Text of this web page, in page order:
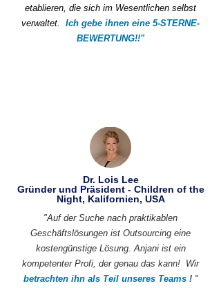
etablieren, die sich im Wesentlichen selbst
verwaltet.
Ich gebe ihnen eine 5-STERNE-
BEWERTUNG!!"
Dr. Lois Lee
Gründer und Präsident - Children of the
Night, Kalifornien, USA
"Auf der Suche nach praktikablen
Geschäftslösungen ist Outsourcing eine
kostengünstige Lösung. Anjani ist ein
kompetenter Profi, der genau das kann! Wir
betrachten ihn als Teil unseres Teams ! "